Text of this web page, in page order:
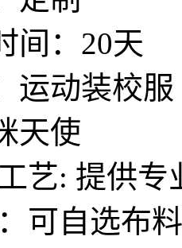
间：20天
运动装校服
天使
艺: 提供专
可自选布料